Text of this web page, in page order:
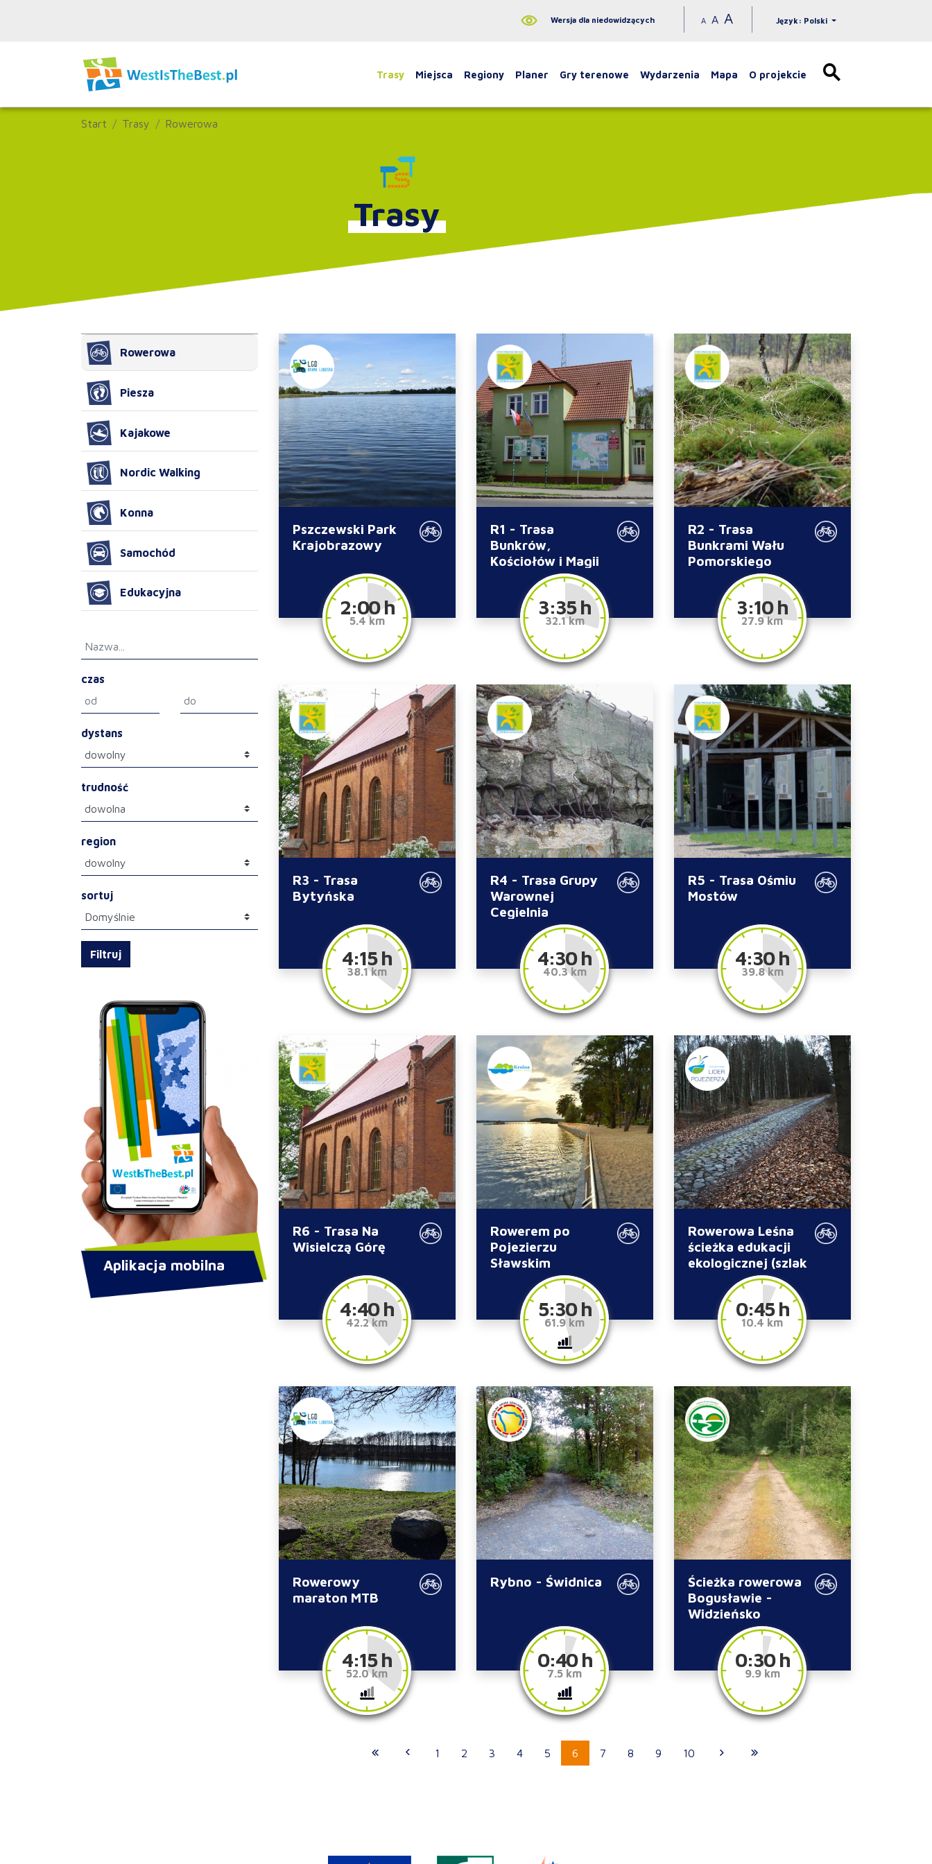
Wersja dla niedowidzących A A A Język: Polski
Trasy Miejsca Regiony Planer Gry terenowe Wydarzenia Mapa O projekcie
Start Trasy Rowerowa
Trasy
Pszczewski Park
Krajobrazowy
2:00 h
5.4 km
R1 - Trasa
Bunkrów,
Kościołów i Magii
3:35 h
32.1 km
R2 - Trasa
Bunkrami Wału
Pomorskiego
3:10 h
27.9 km
R3 - Trasa
Bytyńska
4:15 h
38.1 km
R4 - Trasa Grupy
Warownej
Cegielnia
4:30 h
40.3 km
R5 - Trasa Ośmiu
Mostów
4:30 h
39.8 km
R6 - Trasa Na
Wisielczą Górę
4:40 h
42.2 km
Rowerem po
Pojezierzu
Sławskim
5:30 h
61.9 km
Rowerowa Leśna
ścieżka edukacji
ekologicznej (szlak
niebieski)
0:45 h
10.4 km
Rowerowy
maraton MTB
4:15 h
52.0 km
Rybno - Świdnica
0:40 h
7.5 km
Ścieżka rowerowa
Bogusławie -
Widzieńsko
0:30 h
9.9 km
1 2 3 4 5 6 7 8 9 10
Rowerowa
Piesza
Kajakowe
Nordic Walking
Konna
Samochód
Edukacyjna
czas
dystans
trudność
region
sortuj
Filtruj
Aplikacja mobilna